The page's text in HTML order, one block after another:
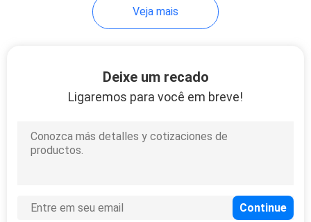
Sistema purificado a
ar UVC
Veja mais
Deixe um recado
Ligaremos para você em breve!